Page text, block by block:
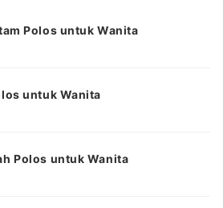
Polos untuk Wanita
untuk Wanita
Polos untuk Wanita